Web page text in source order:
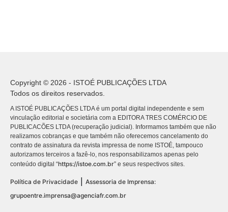
Copyright © 2026 - ISTOÉ PUBLICAÇÕES LTDA
Todos os direitos reservados.
A ISTOÉ PUBLICAÇÕES LTDA é um portal digital independente e sem
vinculação editorial e societária com a EDITORA TRES COMÉRCIO DE
PUBLICACÕES LTDA (recuperação judicial). Informamos também que não
realizamos cobranças e que também não oferecemos cancelamento do
contrato de assinatura da revista impressa de nome ISTOÉ, tampouco
autorizamos terceiros a fazê-lo, nos responsabilizamos apenas pelo
conteúdo digital “https://istoe.com.br” e seus respectivos sites.
Política de Privacidade
Assessoria de Imprensa:
grupoentre.imprensa@agenciafr.com.br